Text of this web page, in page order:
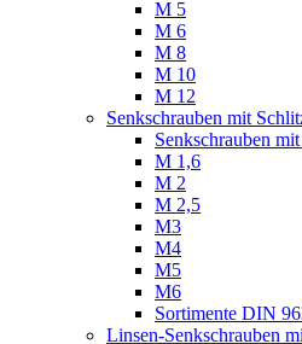
M 5
M 6
M 8
M 10
M 12
Senkschrauben mit
Senkschrauben
M 1,6
M 2
M 2,5
M3
M4
M5
M6
Sortimente DIN
Linsen-Senkschrauben